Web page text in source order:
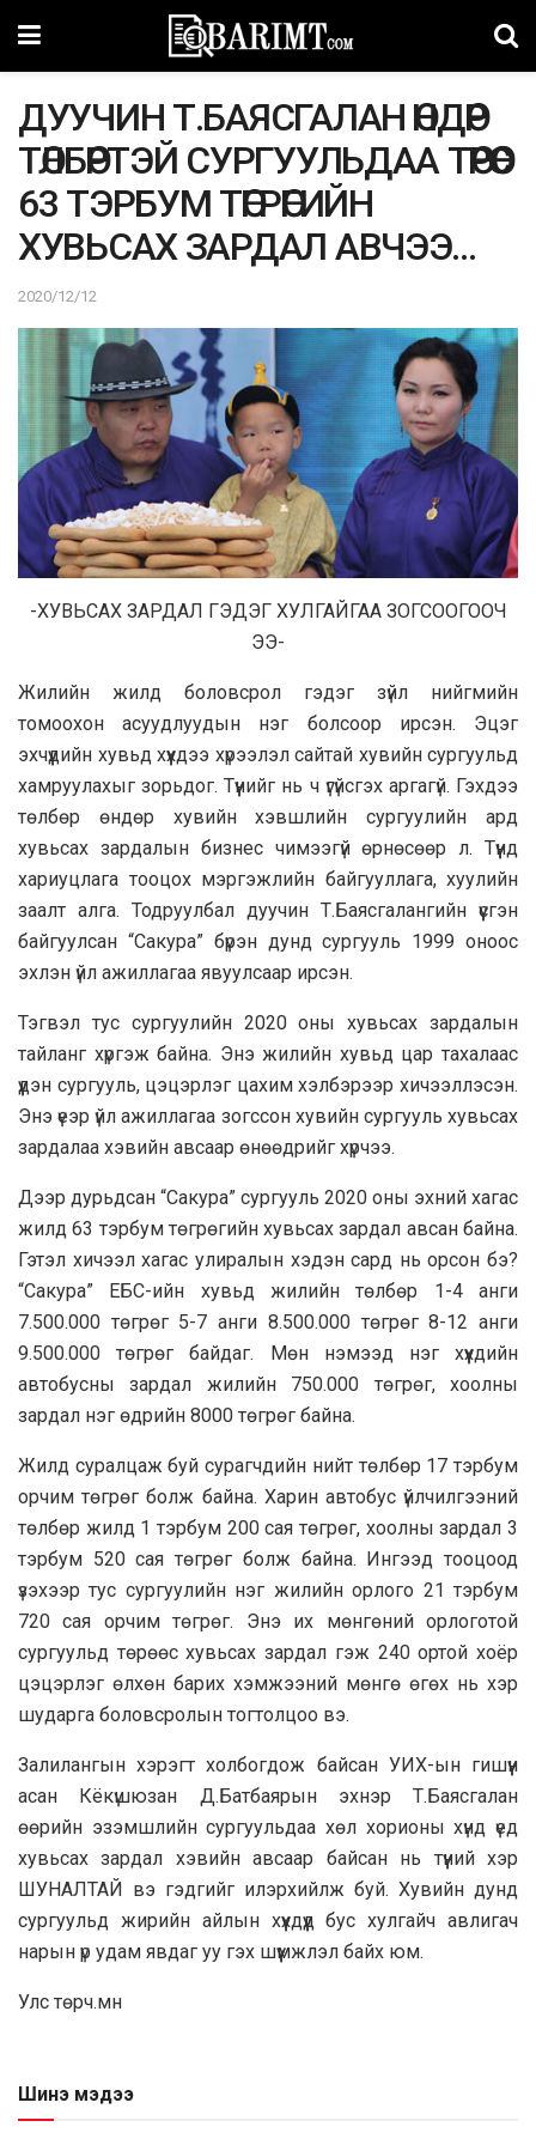
ДУУЧИН Т.БАЯСГАЛАН ӨНДӨР
ТӨЛБӨРТЭЙ СУРГУУЛЬДАА ТӨРӨӨС
63 ТЭРБУМ ТӨГРӨГИЙН
ХУВЬСАХ ЗАРДАЛ АВЧЭЭ…
2020/12/12
-ХУВЬСАХ ЗАРДАЛ ГЭДЭГ ХУЛГАЙГАА ЗОГСООГООЧ
ЭЭ-
Жилийн жилд боловсрол гэдэг зүйл нийгмийн
томоохон асуудлуудын нэг болсоор ирсэн. Эцэг
эхчүүдийн хувьд хүүхдээ хүрээлэл сайтай хувийн сургуульд
хамруулахыг зорьдог. Түүнийг нь ч үгүйсгэх аргагүй. Гэхдээ
төлбөр өндөр хувийн хэвшлийн сургуулийн ард
хувьсах зардалын бизнес чимээгүй өрнөсөөр л. Түүнд
хариуцлага тооцох мэргэжлийн байгууллага, хуулийн
заалт алга. Тодруулбал дуучин Т.Баясгалангийн үүсгэн
байгуулсан “Сакура” бүрэн дунд сургууль 1999 оноос
эхлэн үйл ажиллагаа явуулсаар ирсэн.
Тэгвэл тус сургуулийн 2020 оны хувьсах зардалын
тайланг хүргэж байна. Энэ жилийн хувьд цар тахалаас
үүдэн сургууль, цэцэрлэг цахим хэлбэрээр хичээллэсэн.
Энэ үеэр үйл ажиллагаа зогссон хувийн сургууль хувьсах
зардалаа хэвийн авсаар өнөөдрийг хүрчээ.
Дээр дурьдсан “Сакура” сургууль 2020 оны эхний хагас
жилд 63 тэрбум төгрөгийн хувьсах зардал авсан байна.
Гэтэл хичээл хагас улиралын хэдэн сард нь орсон бэ?
“Сакура” ЕБС-ийн хувьд жилийн төлбөр 1-4 анги
7.500.000 төгрөг 5-7 анги 8.500.000 төгрөг 8-12 анги
9.500.000 төгрөг байдаг. Мөн нэмээд нэг хүүхдийн
автобусны зардал жилийн 750.000 төгрөг, хоолны
зардал нэг өдрийн 8000 төгрөг байна.
Жилд суралцаж буй сурагчдийн нийт төлбөр 17 тэрбум
орчим төгрөг болж байна. Харин автобус үйлчилгээний
төлбөр жилд 1 тэрбум 200 сая төгрөг, хоолны зардал 3
тэрбум 520 сая төгрөг болж байна. Ингээд тооцоод
үзэхээр тус сургуулийн нэг жилийн орлого 21 тэрбум
720 сая орчим төгрөг. Энэ их мөнгөний орлоготой
сургуульд төрөөс хувьсах зардал гэж 240 ортой хоёр
цэцэрлэг өлхөн барих хэмжээний мөнгө өгөх нь хэр
шударга боловсролын тогтолцоо вэ.
Залилангын хэрэгт холбогдож байсан УИХ-ын гишүүн
асан Кёкүшюзан Д.Батбаярын эхнэр Т.Баясгалан
өөрийн эзэмшлийн сургуульдаа хөл хорионы хүнд үед
хувьсах зардал хэвийн авсаар байсан нь түүний хэр
ШУНАЛТАЙ вэ гэдгийг илэрхийлж буй. Хувийн дунд
сургуульд жирийн айлын хүүхдүүд бус хулгайч авлигач
нарын үр удам явдаг уу гэх шүүмжлэл байх юм.
Улс төрч.мн
Шинэ мэдээ